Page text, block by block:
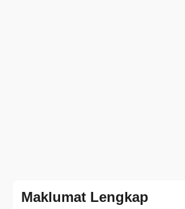
Maklumat Lengkap